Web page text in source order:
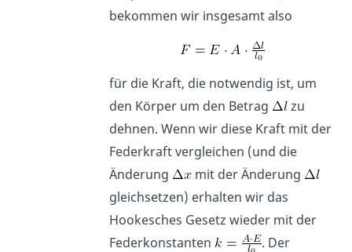
bekommen wir insgesamt also
für die Kraft, die notwendig ist, um
den Körper um den Betrag
zu
dehnen. Wenn wir diese Kraft mit der
Federkraft vergleichen (und die
Änderung
mit der Änderung
gleichsetzen) erhalten wir das
Hookesches Gesetz wieder mit der
Federkonstanten
. Der